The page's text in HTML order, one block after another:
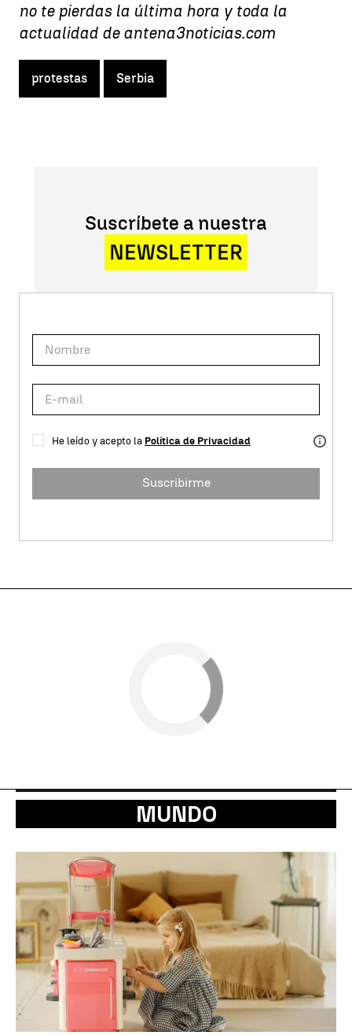
no te pierdas la última hora y toda la
actualidad de antena3noticias.com
protestas Serbia
Suscríbete a nuestra
NEWSLETTER
He leído y acepto la Política de Privacidad
Suscribirme
MUNDO